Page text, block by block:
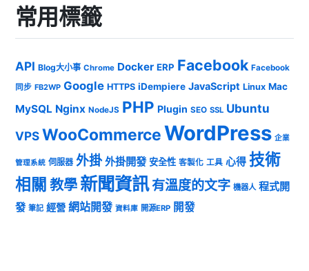
常用標籤
API Blog大小事 Chrome Docker ERP Facebook Facebook
同步 FB2WP Google HTTPS iDempiere JavaScript Linux Mac
MySQL Nginx NodeJS PHP Plugin SEO SSL Ubuntu
VPSWooCommerceWordPress 企業
管理系統 伺服器 外掛 外掛開發 安全性 客製化 工具 心得 技術
相關 教學 新聞資訊有溫度的文字 機器人 程式開
發 筆記 經營 網站開發 資料庫 開源ERP 開發